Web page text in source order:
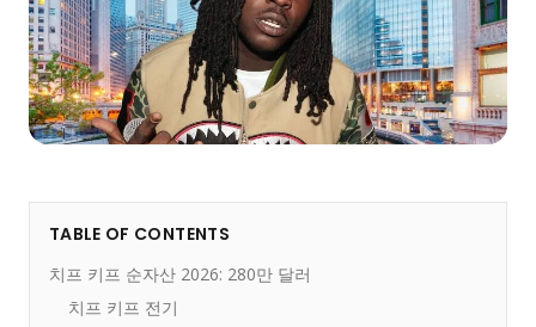
TABLE OF CONTENTS
치프 키프 순자산 2026: 280만 달러
치프 키프 전기